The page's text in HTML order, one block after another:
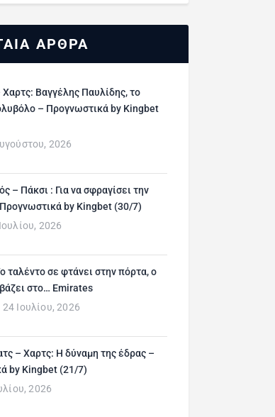
ΑΡΘΡΑ
Βαγγέλης Παυλίδης, το
– Προγνωστικά by Kingbet
2026
– Πάκσι : Για να σφραγίσει την
by Kingbet (30/7)
2026
ταλέντο σε φτάνει στην πόρτα, ο
στο… Emirates
Ιουλίου, 2026
– Χαρτς: Η δύναμη της έδρας –
by Kingbet (21/7)
2026